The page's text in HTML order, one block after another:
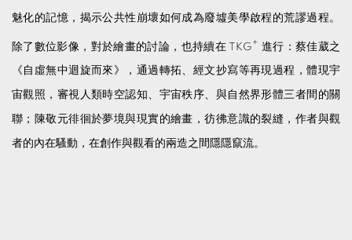
魅化的記憶，揭示公共性崩壞如何成為廢墟美學啟程的荒謬過程。
除了數位影像，對於繪畫的討論，也持續在 TKG+ 進行：蔡佳葳之
《自虛無中迴旋而來》，通過轉拓、經文抄寫等再現過程，體現宇
宙觀照，審視人類時空認知、宇宙秩序、與自然界形體三者間的關
聯；陳敬元徘徊於夢境與現實的繪畫，彷彿意識的裂縫，作者與觀
者的內在騷動，在創作與觀看的兩造之間隱隱竄流。